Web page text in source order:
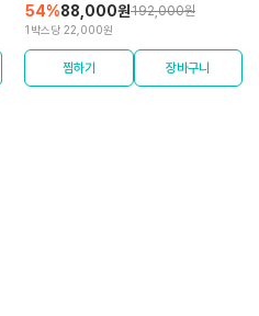
54%88,000원192,000원
1박스당 22,000원